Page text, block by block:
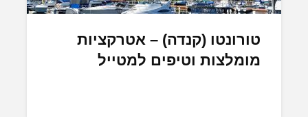
טורונטו (קנדה) – אטרקציות
מומלצות וטיפים למטייל